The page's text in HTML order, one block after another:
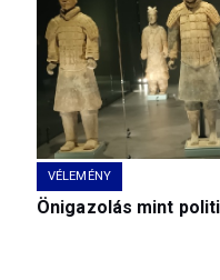
VÉLEMÉNY
Önigazolás mint